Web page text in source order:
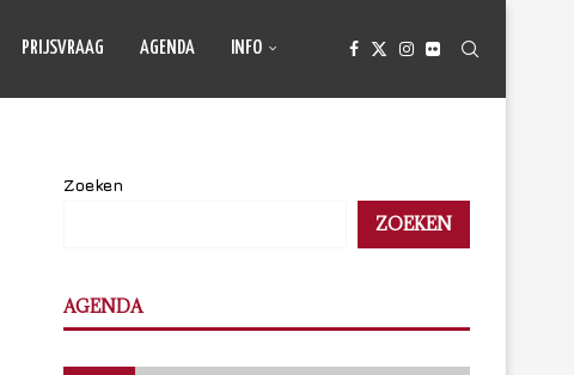
PRIJSVRAAG AGENDA INFO
Zoeken
ZOEKEN
AGENDA